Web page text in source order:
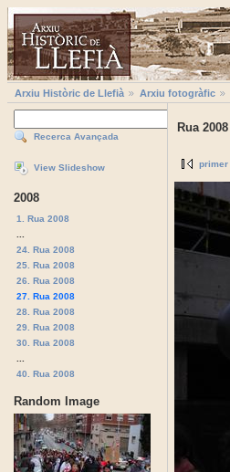
Arxiu Històric de Llefià Arxiu fotogràfic
Recerca Avançada
View Slideshow
2008
1. Rua 2008
24. Rua 2008
25. Rua 2008
26. Rua 2008
27. Rua 2008
28. Rua 2008
29. Rua 2008
30. Rua 2008
40. Rua 2008
Random Image
Rua 2008
primer